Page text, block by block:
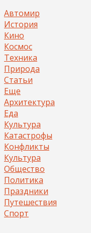
Автомир
История
Кино
Космос
Техника
Природа
Статьи
Еще
Архитектура
Еда
Культура
Катастрофы
Конфликты
Культура
Общество
Политика
Праздники
Путешествия
Спорт